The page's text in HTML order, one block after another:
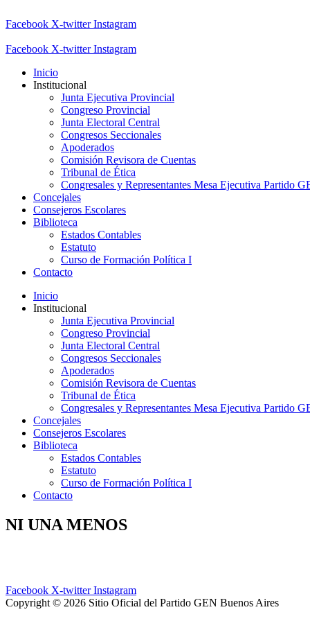
Facebook X-twitter Instagram
Facebook X-twitter Instagram
Inicio
Institucional
Junta Ejecutiva Provincial
Congreso Provincial
Junta Electoral Central
Congresos Seccionales
Apoderados
Comisión Revisora de Cuentas
Tribunal de Ética
Congresales y Representantes Mesa Ejecutiva Partido
Concejales
Consejeros Escolares
Biblioteca
Estados Contables
Estatuto
Curso de Formación Política I
Contacto
Inicio
Institucional
Junta Ejecutiva Provincial
Congreso Provincial
Junta Electoral Central
Congresos Seccionales
Apoderados
Comisión Revisora de Cuentas
Tribunal de Ética
Congresales y Representantes Mesa Ejecutiva Partido
Concejales
Consejeros Escolares
Biblioteca
Estados Contables
Estatuto
Curso de Formación Política I
Contacto
NI UNA MENOS
Facebook X-twitter Instagram
Copyright © 2026 Sitio Oficial del Partido GEN Buenos Aires